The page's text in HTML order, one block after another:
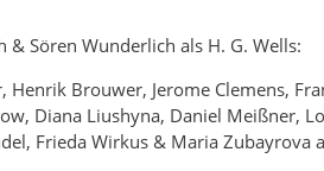
& Sören Wunderlich als H. G. Wells:
Henrik Brouwer, Jerome Clemens,
Diana Liushyna, Daniel Meißner,
Frieda Wirkus & Maria Zubayrova